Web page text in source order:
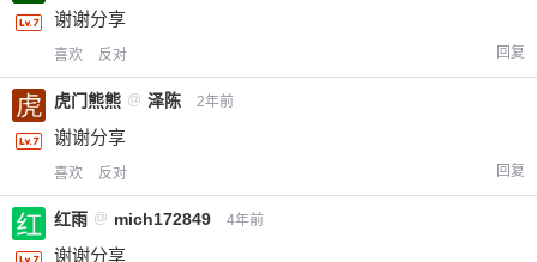
谢谢分享
喜欢 反对 回复
虎门熊熊 @ 泽陈 2年前
谢谢分享
喜欢 反对 回复
红雨 @ mich172849 4年前
谢谢分享